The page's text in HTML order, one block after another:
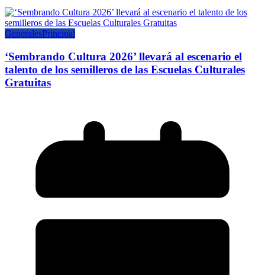
GeneralesPrincipal
‘Sembrando Cultura 2026’ llevará al escenario el
talento de los semilleros de las Escuelas Culturales
Gratuitas